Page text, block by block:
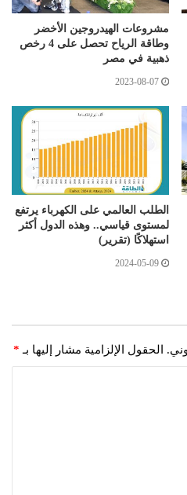
مشروعات الهيدروجين الأخضر
وطاقة الرياح تحصل على 4 رخص
ذهبية في مصر
2023-08-07
الطلب العالمي على الكهرباء يرتفع
لمستوى قياسي.. وهذه الدول أكثر
استهلاكًا (تقرير)
2024-05-09
الحقول الإلزامية مشار إليها بـ *